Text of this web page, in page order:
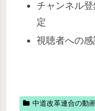
チャンネル
定
視聴者への
中道改革連合の動